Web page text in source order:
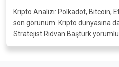
Kripto Analizi: Polkadot, Bitcoin,
son görünüm. Kripto dünyasına
Stratejist Rıdvan Baştürk